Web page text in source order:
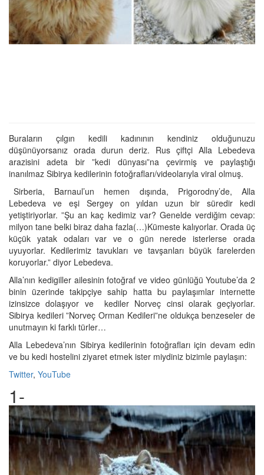
Buraların çılgın kedili kadınının kendiniz olduğunuzu
düşünüyorsanız orada durun deriz. Rus çiftçi Alla Lebedeva
arazisini adeta bir ”kedi dünyası”na çevirmiş ve paylaştığı
inanılmaz Sibirya kedilerinin fotoğrafları/videolarıyla viral olmuş.
Sirberia, Barnaul’un hemen dışında, Prigorodny’de, Alla
Lebedeva ve eşi Sergey on yıldan uzun bir süredir kedi
yetiştiriyorlar. ”Şu an kaç kedimiz var? Genelde verdiğim cevap:
milyon tane belki biraz daha fazla(…)Kümeste kalıyorlar. Orada üç
küçük yatak odaları var ve o gün nerede isterlerse orada
uyuyorlar. Kedilerimiz tavukları ve tavşanları büyük farelerden
koruyorlar.” diyor Lebedeva.
Alla’nın kedigiller ailesinin fotoğraf ve video günlüğü Youtube’da 2
binin üzerinde takipçiye sahip hatta bu paylaşımlar internette
izinsizce dolaşıyor ve kediler Norveç cinsi olarak geçiyorlar.
Sibirya kedileri ”Norveç Orman Kedileri”ne oldukça benzeseler de
unutmayın ki farklı türler…
Alla Lebedeva’nın Sibirya kedilerinin fotoğrafları için devam edin
ve bu kedi hostelini ziyaret etmek ister miydiniz bizimle paylaşın:
Twitter, YouTube
1-